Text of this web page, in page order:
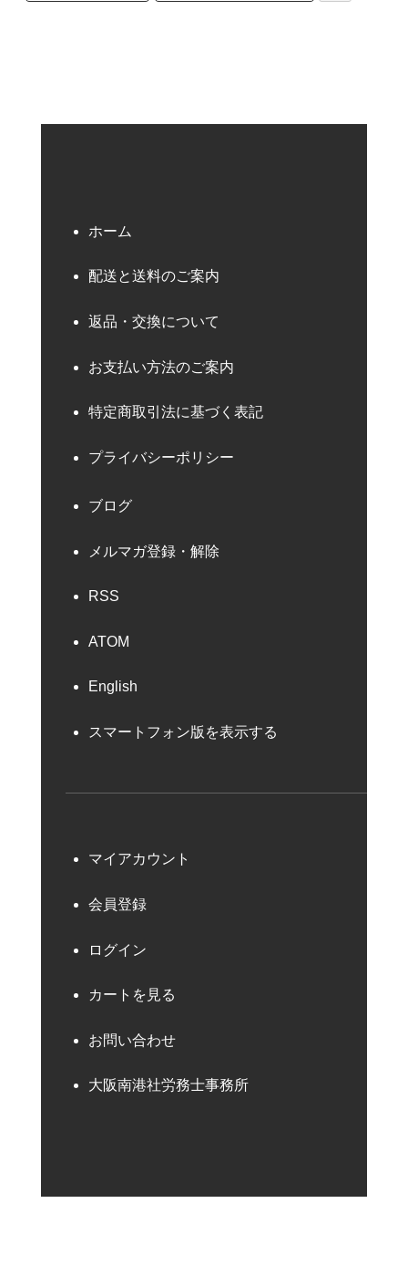
ホーム
配送と送料のご案内
返品・交換について
お支払い方法のご案内
特定商取引法に基づく表記
プライバシーポリシー
ブログ
メルマガ登録・解除
RSS
ATOM
English
スマートフォン版を表示する
マイアカウント
会員登録
ログイン
カートを見る
お問い合わせ
大阪南港社労務士事務所